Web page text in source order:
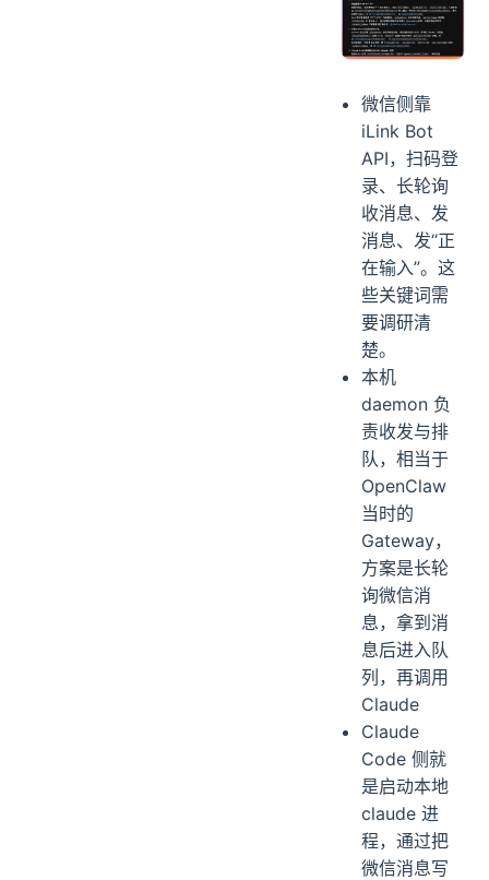
微信侧靠
iLink Bot
API，扫码登
录、长轮询
收消息、发
消息、发“正
在输入”。这
些关键词需
要调研清
楚。
本机
daemon 负
责收发与排
队，相当于
OpenClaw
当时的
Gateway，
方案是长轮
询微信消
息，拿到消
息后进入队
列，再调用
Claude
Claude
Code 侧就
是启动本地
claude 进
程，通过把
微信消息写